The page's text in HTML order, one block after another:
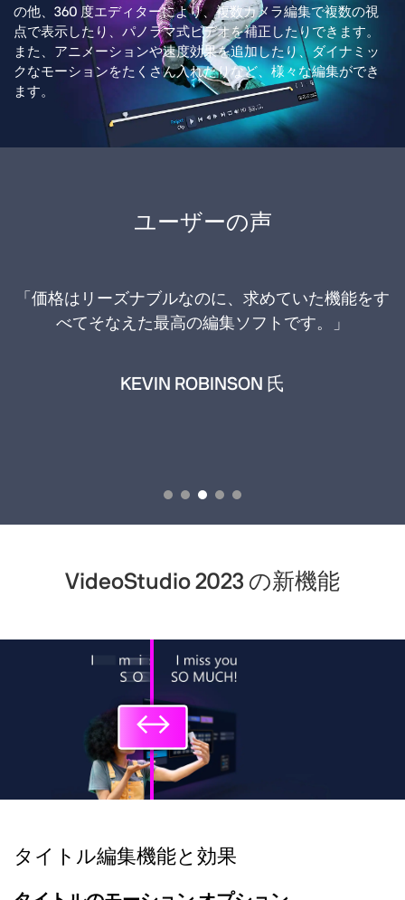
の他、360 度エディターにより、複数カメラ編集で複数の視
点で表示したり、パノラマ式ビデオを補正したりできます。
また、アニメーションや速度効果を追加したり、ダイナミッ
クなモーションをたくさん入れたりなど、様々な編集ができ
ます。
ユーザーの声
「とても有能なソフトウェアです。まだ始めたばか
りなのに、色の補正、タイムラプス、その他多くの
い方を学ぶのが楽しみです！」
VideoStudio 2023 の新機能
↔
↔
タイトル編集機能と効果